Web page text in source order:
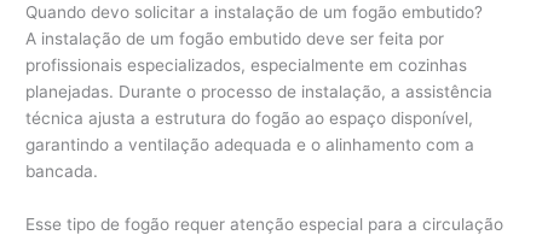
Quando devo solicitar a instalação de um fogão embutido?
A instalação de um fogão embutido deve ser feita por
profissionais especializados, especialmente em cozinhas
planejadas. Durante o processo de instalação, a assistência
técnica ajusta a estrutura do fogão ao espaço disponível,
garantindo a ventilação adequada e o alinhamento com a
bancada.
Esse tipo de fogão requer atenção especial para a circulação